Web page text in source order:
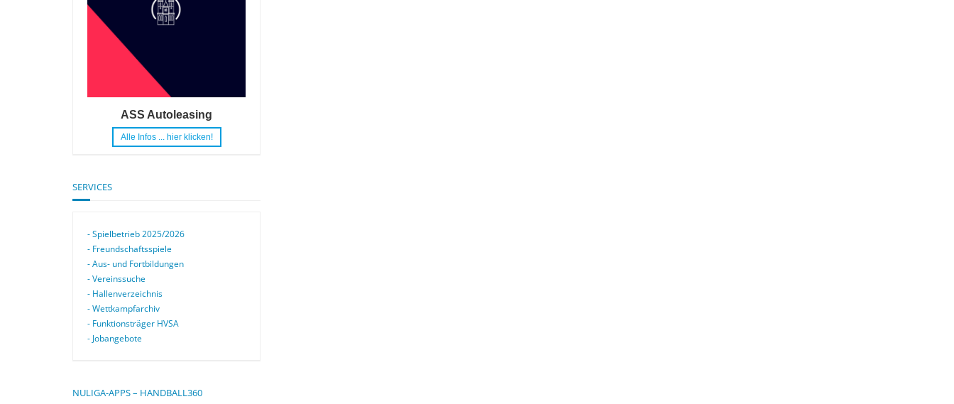
ASS Autoleasing
Alle Infos ... hier klicken!
SERVICES
- Spielbetrieb 2025/2026
- Freundschaftsspiele
- Aus- und Fortbildungen
- Vereinssuche
- Hallenverzeichnis
- Wettkampfarchiv
- Funktionsträger HVSA
- Jobangebote
NULIGA-APPS – HANDBALL360